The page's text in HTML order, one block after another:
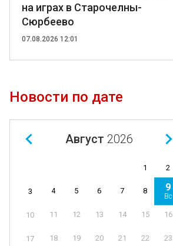
на играх в Старочелны-
Сюрбеево
07.08.2026 12:01
Новости по дате
Август 2026
1 2
3 4 5 6 7 8 9
Вс
10 11 12 13 14 15 16
17 18 19 20 21 22 23